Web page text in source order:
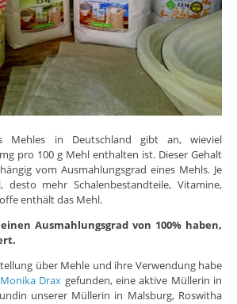
Mehles in Deutschland gibt an, wieviel
pro 100 g Mehl enthalten ist. Dieser Gehalt
vom Ausmahlungsgrad eines Mehls. Je
desto mehr Schalenbestandteile, Vitamine,
enthält das Mehl.
Ausmahlungsgrad von 100% haben,
über Mehle und ihre Verwendung habe
Monika Drax gefunden, eine aktive Müllerin in
unserer Müllerin in Malsburg, Roswitha